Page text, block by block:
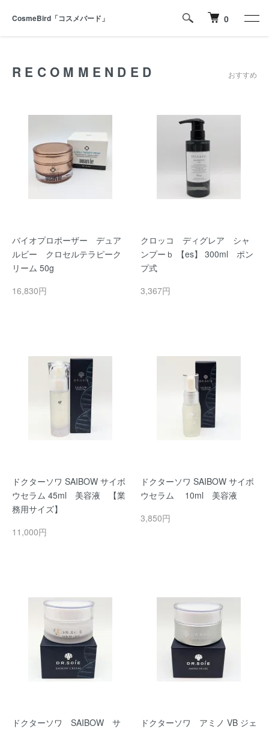
CosmeBird「コスメバード」 0
RECOMMENDED おすすめ
バイオプロポーザー デュア
ルビー クロセルテラピーク
リーム 50g
16,830円
クロッコ ディグレア シャ
ンプーｂ 【es】 300ml ポン
プ式
3,367円
ドクターソワ SAIBOW サイボ
ウセラム 45ml 美容液 【業
務用サイズ】
11,000円
ドクターソワ SAIBOW サイボ
ウセラム 10ml 美容液
3,850円
ドクターソワ SAIBOW サ
ドクターソワ アミノ VB ジェ